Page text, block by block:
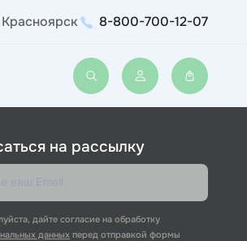
Красноярск 8-800-700-12-07
не
Войти или
на рассылку
дайте согласие на обработку
данныхперед отправкой формы